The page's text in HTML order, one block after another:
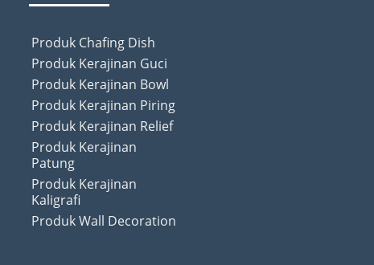
Produk Chafing Dish
Produk Kerajinan Guci
Produk Kerajinan Bowl
Produk Kerajinan Piring
Produk Kerajinan Relief
Produk Kerajinan
Patung
Produk Kerajinan
Kaligrafi
Produk Wall Decoration